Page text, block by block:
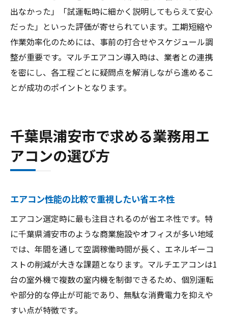
出なかった」「試運転時に細かく説明してもらえて安心
だった」といった評価が寄せられています。工期短縮や
作業効率化のためには、事前の打合せやスケジュール調
整が重要です。マルチエアコン導入時は、業者との連携
を密にし、各工程ごとに疑問点を解消しながら進めるこ
とが成功のポイントとなります。
千葉県浦安市で求める業務用エ
アコンの選び方
エアコン性能の比較で重視したい省エネ性
エアコン選定時に最も注目されるのが省エネ性です。特
に千葉県浦安市のような商業施設やオフィスが多い地域
では、年間を通して空調稼働時間が長く、エネルギーコ
ストの削減が大きな課題となります。マルチエアコンは1
台の室外機で複数の室内機を制御できるため、個別運転
や部分的な停止が可能であり、無駄な消費電力を抑えや
すい点が特徴です。